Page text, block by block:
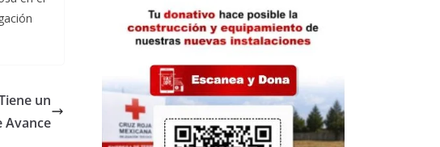
un
Avance